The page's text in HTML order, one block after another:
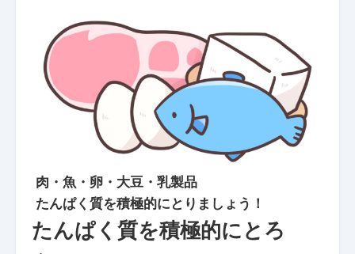
肉・魚・卵・大豆・乳製品
たんぱく質を積極的にとりましょう！
たんぱく質を積極的にとろ